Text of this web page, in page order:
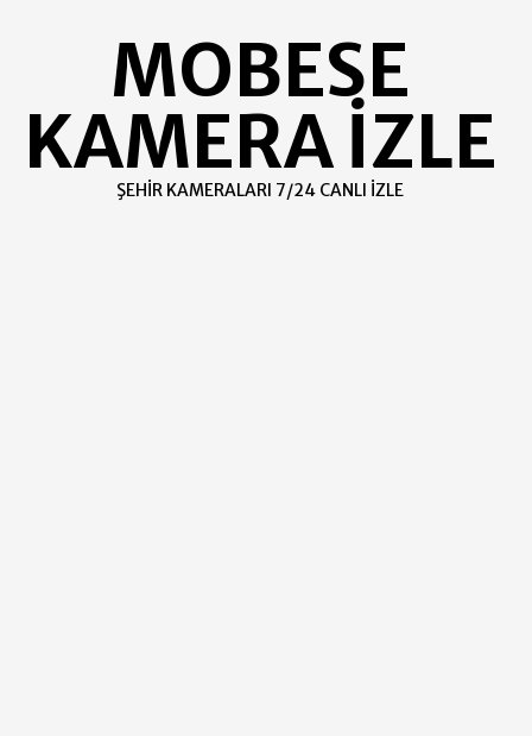
MOBESE
KAMERA İZLE
ŞEHIR KAMERALARI 7/24 CANLI İZLE